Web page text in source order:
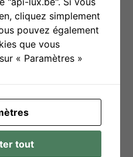
à risque en
cliquez simplement
pouvez également
que vous
« Paramètres »
tout